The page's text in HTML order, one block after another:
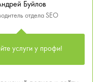
Буйлов
отдела SEO
услуги у профи!